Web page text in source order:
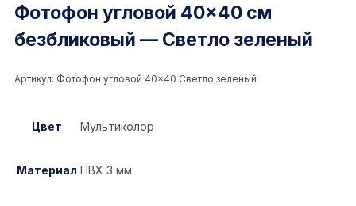
Фотофон угловой 40×40 см
безбликовый — Светло зеленый
Артикул: Фотофон угловой 40×40 Светло зеленый
Цвет Мультиколор
Материал ПВХ 3 мм